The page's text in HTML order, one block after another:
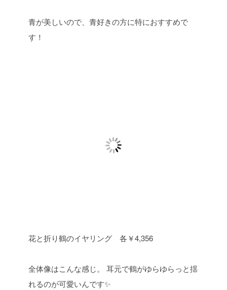
青が美しいので、青好きの方に特におすすめで
す！
花と折り鶴のイヤリング 各￥4,356
全体像はこんな感じ。
耳元で鶴がゆらゆらっと揺
れるのが可愛いんです✨